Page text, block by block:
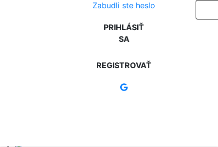
Zabudli ste heslo
PRIHLÁSIŤ
SA
REGISTROVAŤ